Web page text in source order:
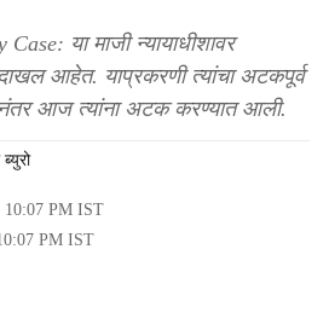
या माजी न्यायाधीशावर
आहेत. याप्रकरणी त्यांचा अटकपूर्व
आज त्यांना अटक करण्यात आली.
10:07 PM IST
PM IST